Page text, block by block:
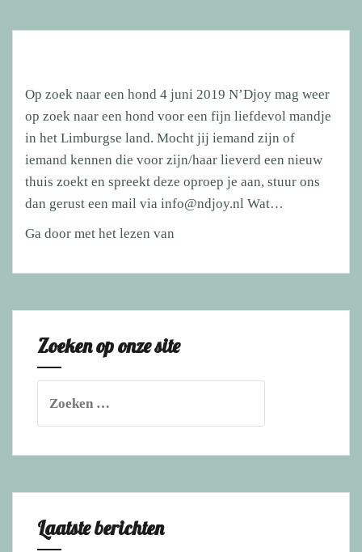
Op zoek naar een hond 4 juni 2019 N’Djoy mag weer
op zoek naar een hond voor een fijn liefdevol mandje
in het Limburgse land. Mocht jij iemand zijn of
iemand kennen die voor zijn/haar lieverd een nieuw
thuis zoekt en spreekt deze oproep je aan, stuur ons
dan gerust een mail via info@ndjoy.nl Wat…
Ga door met het lezen van
naar
Zoeken op onze site
naar:
Laatste berichten